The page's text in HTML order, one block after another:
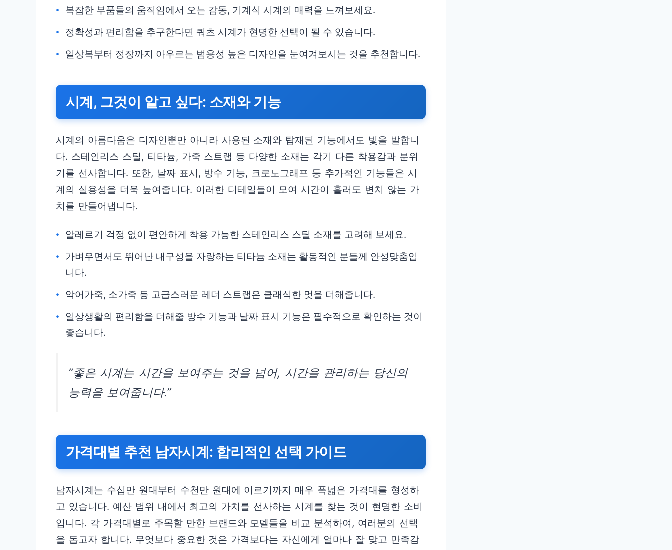
복잡한 부품들의 움직임에서 오는 감동, 기계식 시계의 매력을 느껴보세요.
정확성과 편리함을 추구한다면 쿼츠 시계가 현명한 선택이 될 수 있습니다.
일상복부터 정장까지 아우르는 범용성 높은 디자인을 눈여겨보시는 것을 추천합니다.
시계, 그것이 알고 싶다: 소재와 기능
시계의 아름다움은 디자인뿐만 아니라 사용된 소재와 탑재된 기능에서도 빛을 발합니
다. 스테인리스 스틸, 티타늄, 가죽 스트랩 등 다양한 소재는 각기 다른 착용감과 분위
기를 선사합니다. 또한, 날짜 표시, 방수 기능, 크로노그래프 등 추가적인 기능들은 시
계의 실용성을 더욱 높여줍니다. 이러한 디테일들이 모여 시간이 흘러도 변치 않는 가
치를 만들어냅니다.
알레르기 걱정 없이 편안하게 착용 가능한 스테인리스 스틸 소재를 고려해 보세요.
가벼우면서도 뛰어난 내구성을 자랑하는 티타늄 소재는 활동적인 분들께 안성맞춤입
니다.
악어가죽, 소가죽 등 고급스러운 레더 스트랩은 클래식한 멋을 더해줍니다.
일상생활의 편리함을 더해줄 방수 기능과 날짜 표시 기능은 필수적으로 확인하는 것이
좋습니다.
“좋은 시계는 시간을 보여주는 것을 넘어, 시간을 관리하는 당신의
능력을 보여줍니다.”
가격대별 추천 남자시계: 합리적인 선택 가이드
남자시계는 수십만 원대부터 수천만 원대에 이르기까지 매우 폭넓은 가격대를 형성하
고 있습니다. 예산 범위 내에서 최고의 가치를 선사하는 시계를 찾는 것이 현명한 소비
입니다. 각 가격대별로 주목할 만한 브랜드와 모델들을 비교 분석하여, 여러분의 선택
을 돕고자 합니다. 무엇보다 중요한 것은 가격보다는 자신에게 얼마나 잘 맞고 만족감